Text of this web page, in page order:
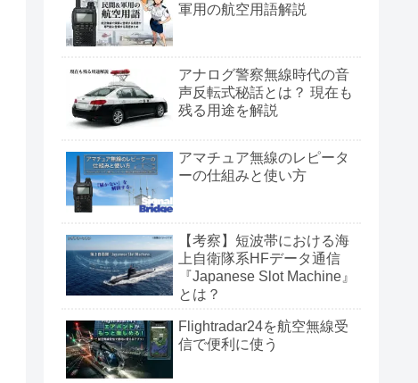
軍用の航空用語解説
アナログ警察無線時代の音
声反転式秘話とは？ 現在も
残る用途を解説
アマチュア無線のレピータ
ーの仕組みと使い方
【考察】短波帯における海
上自衛隊系HFデータ通信
『Japanese Slot Machine』
とは？
Flightradar24を航空無線受
信で便利に使う